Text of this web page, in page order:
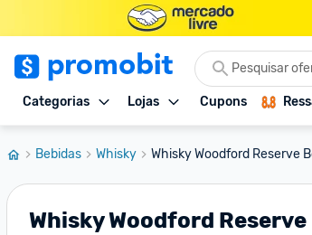
Categorias Lojas Cupons
Bebidas Whisky Whisky Woodford Reserve
Whisky Woodford